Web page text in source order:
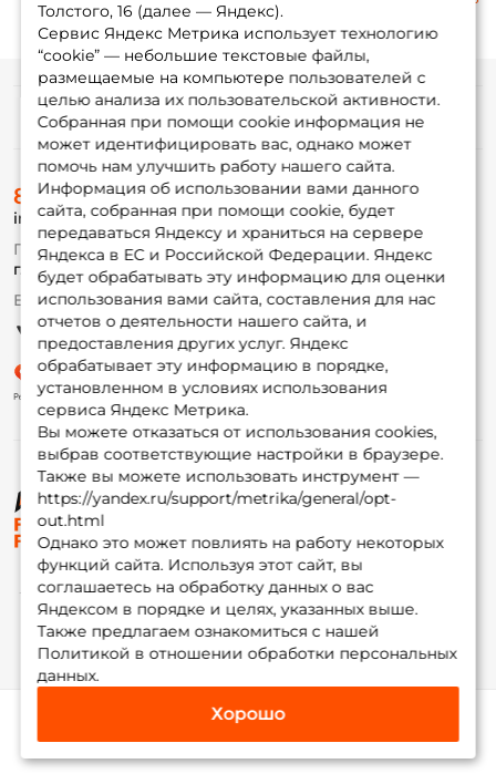
Каталог Избранное Корзина Инфо Мой Fox
Толстого, 16 (далее — Яндекс).
Сервис Яндекс Метрика использует технологию
“cookie” — небольшие текстовые файлы,
размещаемые на компьютере пользователей с
целью анализа их пользовательской активности.
Собранная при помощи cookie информация не
может идентифицировать вас, однако может
помочь нам улучшить работу нашего сайта.
Информация об использовании вами данного
сайта, собранная при помощи cookie, будет
передаваться Яндексу и храниться на сервере
Яндекса в ЕС и Российской Федерации. Яндекс
будет обрабатывать эту информацию для оценки
использования вами сайта, составления для нас
отчетов о деятельности нашего сайта, и
предоставления других услуг. Яндекс
обрабатывает эту информацию в порядке,
установленном в условиях использования
сервиса Яндекс Метрика.
Вы можете отказаться от использования cookies,
выбрав соответствующие настройки в браузере.
Также вы можете использовать инструмент —
https://yandex.ru/support/metrika/general/opt-
out.html
Однако это может повлиять на работу некоторых
функций сайта. Используя этот сайт, вы
соглашаетесь на обработку данных о вас
Яндексом в порядке и целях, указанных выше.
Также предлагаем ознакомиться с нашей
Политикой в отношении обработки персональных
данных.
Хорошо
© ФоксФишинг, 2009-2026
Информация
О магазине
Доставка
Оплата
Fox-bonus
Гуру
Партнерская программа
8 (495) 532-77-88
info@foxfishing.ru
По вопросам с заказом
г. Москва, ул. Плеханова д.7
Ежедневно 10:00 до 20:00